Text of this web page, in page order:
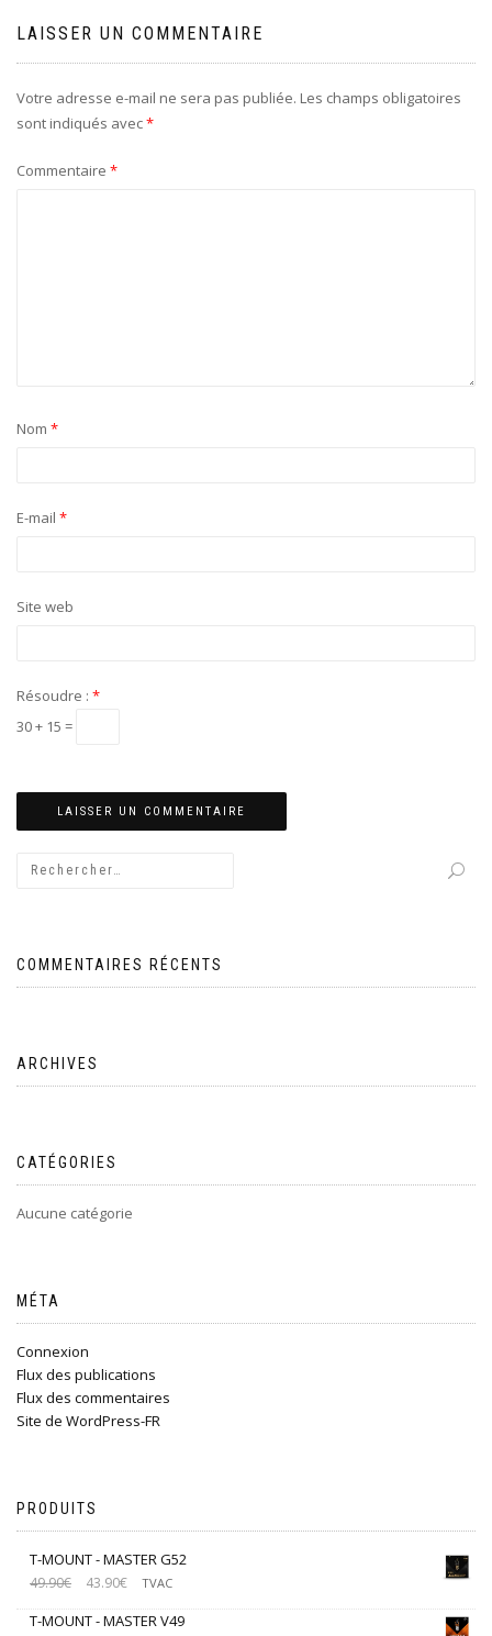
LAISSER UN COMMENTAIRE
Votre adresse e-mail ne sera pas publiée. Les champs obligatoires
sont indiqués avec*
Commentaire *
Nom *
E-mail *
Site web
Résoudre : *
30 + 15 =
COMMENTAIRES RÉCENTS
ARCHIVES
CATÉGORIES
Aucune catégorie
MÉTA
Connexion
Flux des publications
Flux des commentaires
Site de WordPress-FR
PRODUITS
T-MOUNT - MASTER G52
49.90€ 43.90€ TVAC
T-MOUNT - MASTER V49